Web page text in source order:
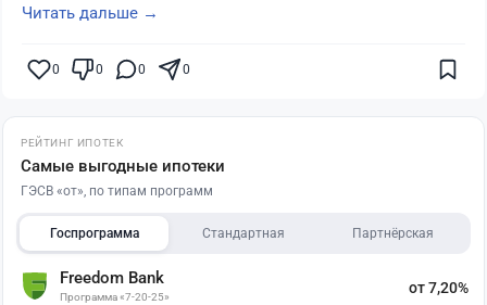
Читать дальше →
0 0 0 0
РЕЙТИНГ ИПОТЕК
Самые выгодные ипотеки
ГЭСВ «от», по типам программ
Госпрограмма Стандартная Партнёрская
Freedom Bank
Программа «7-20-25»
от 7,20%